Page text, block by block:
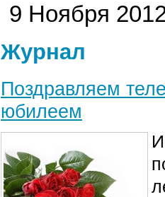
9 Ноября
Журнал
Поздравляем
юбилеем